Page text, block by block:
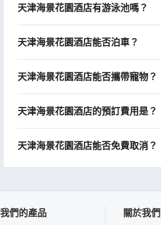
天津海景花園酒店有游泳池嗎？
天津海景花園酒店能否泊車？
天津海景花園酒店能否攜帶寵物？
天津海景花園酒店的預訂費用是？
天津海景花園酒店能否免費取消？
我們的產品 關於我們